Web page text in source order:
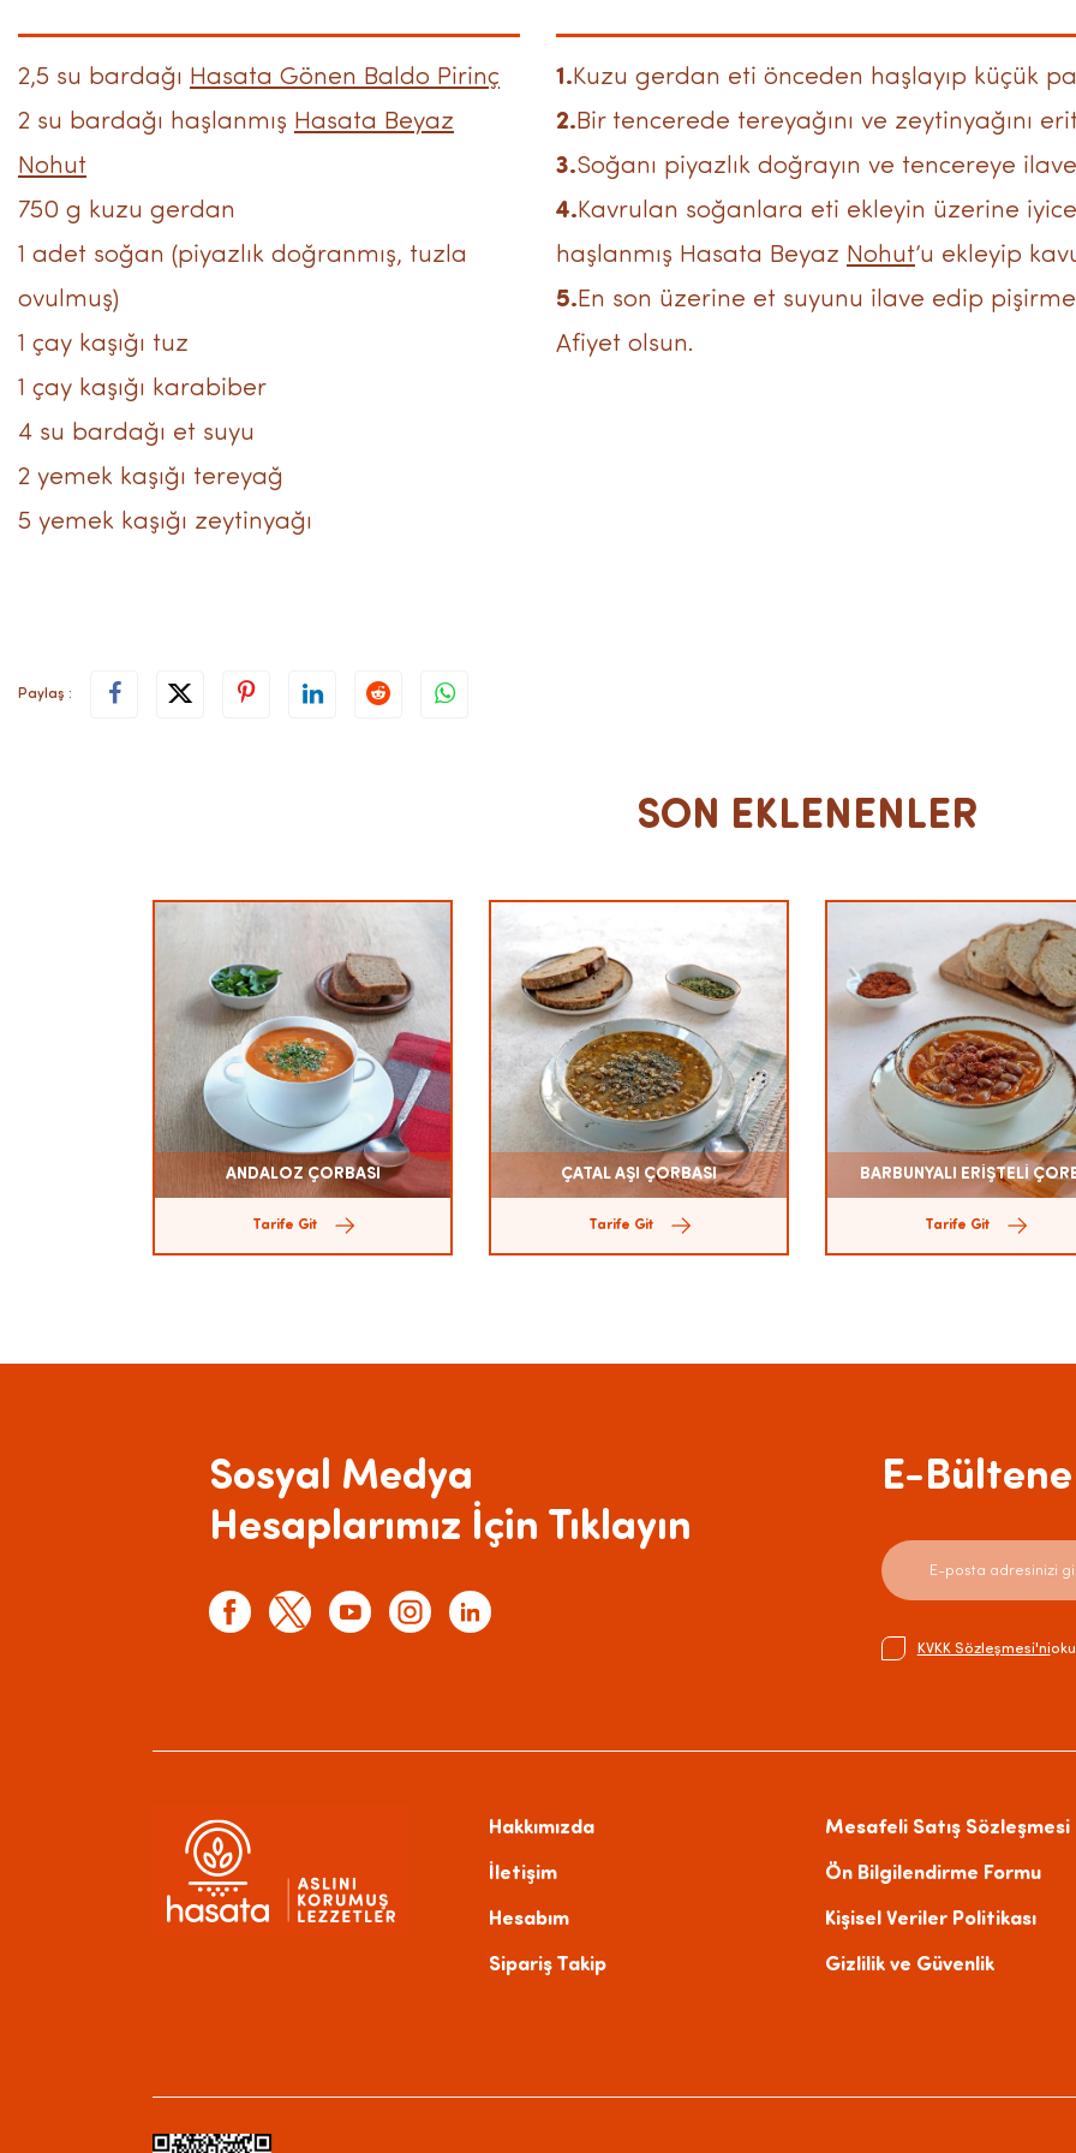
2,5 su bardağı Hasata Gönen Baldo Pirinç
2 su bardağı haşlanmış Hasata Beyaz
Nohut
750 g kuzu gerdan
1 adet soğan (piyazlık doğranmış, tuzla
ovulmuş)
1 çay kaşığı tuz
1 çay kaşığı karabiber
4 su bardağı et suyu
2 yemek kaşığı tereyağ
5 yemek kaşığı zeytinyağı
1.Kuzu gerdan eti önceden haşlayıp küçük
2.Bir tencerede tereyağını ve zeytinyağını
3.Soğanı piyazlık doğrayın ve tencereye
4.Kavrulan soğanlara eti ekleyin üzerine
haşlanmış Hasata Beyaz Nohut’u ekleyip
5.En son üzerine et suyunu ilave edip
Afiyet olsun.
Paylaş :
SON EKLENENLER
ANDALOZ ÇORBASI
Tarife Git
ÇATAL AŞI ÇORBASI
Tarife Git
BARBUNYALI ERİŞTELİ
Tarife Git
Sosyal Medya
Hesaplarımız İçin Tıklayın
E-Bültene
KVKK Sözleşmesi'ni
Hakkımızda
İletişim
Hesabım
Sipariş Takip
Mesafeli Satış Sözleşmesi
Ön Bilgilendirme Formu
Kişisel Veriler Politikası
Gizlilik ve Güvenlik